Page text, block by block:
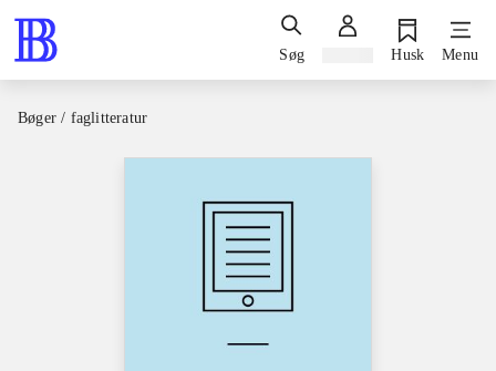
Søg Husk Menu
Bøger / faglitteratur